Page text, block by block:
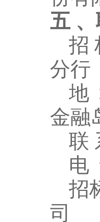
五
招
分行
地
金融
联
电
招
司